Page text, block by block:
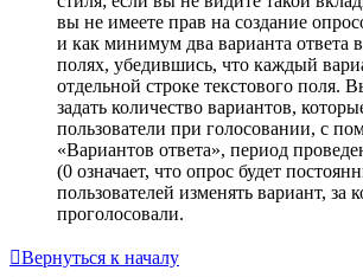
вы не имеете прав на создание
и как минимум два варианта ответа
полях, убедившись, что каждый
отдельной строке текстового поля.
задать количество вариантов,
пользователи при голосовании, с
«Вариантов ответа», период
(0 означает, что опрос будет
пользователей изменять вариант, за
проголосовали.
Вернуться к началу